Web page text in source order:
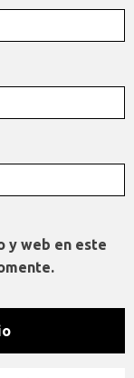
y web en este